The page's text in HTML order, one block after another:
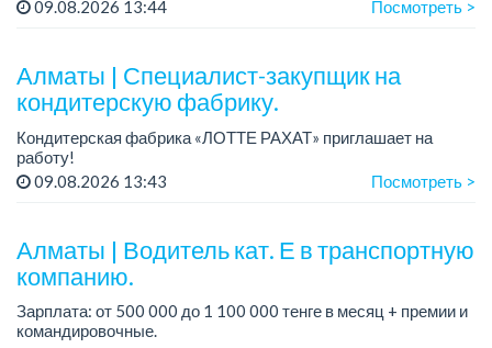
09.08.2026 13:44 Посмотреть >
Алматы | Специалист-закупщик на
кондитерскую фабрику.
Кондитерская фабрика «ЛОТТЕ РАХАТ» приглашает на
работу!
Зарплата: до 275 000 тенге.
09.08.2026 13:43 Посмотреть >
Алматы | Водитель кат. Е в транспортную
компанию.
Зарплата: от 500 000 до 1 100 000 тенге в месяц + премии и
командировочные.